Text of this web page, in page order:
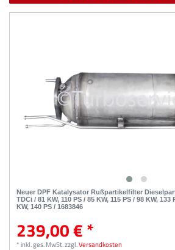
Neuer DPF Katalysator Rußpartikelfilter
TDCi / 81 KW, 110 PS / 85 KW, 115 PS / 98 KW, 133
KW, 140 PS / 1683846
239,00 € *
*inkl. ges. MwSt.zzgl.Versandkosten